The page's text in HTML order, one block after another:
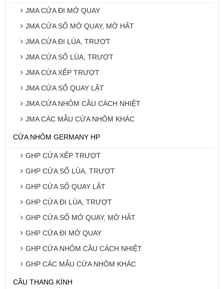
JMA CỬA ĐI MỞ QUAY
JMA CỬA SỔ MỞ QUAY, MỞ HẤT
JMA CỬA ĐI LÙA, TRƯỢT
JMA CỬA SỔ LÙA, TRƯỢT
JMA CỬA XẾP TRƯỢT
JMA CỬA SỔ QUAY LẬT
JMA CỬA NHÔM CẦU CÁCH NHIỆT
JMA CÁC MẪU CỬA NHÔM KHÁC
CỬA NHÔM GERMANY HP
GHP CỬA XẾP TRƯỢT
GHP CỬA SỔ LÙA, TRƯỢT
GHP CỬA SỔ QUAY LẬT
GHP CỬA ĐI LÙA, TRƯỢT
GHP CỬA SỔ MỞ QUAY, MỞ HẤT
GHP CỬA ĐI MỞ QUAY
GHP CỬA NHÔM CẦU CÁCH NHIỆT
GHP CÁC MẪU CỬA NHÔM KHÁC
CẦU THANG KÍNH